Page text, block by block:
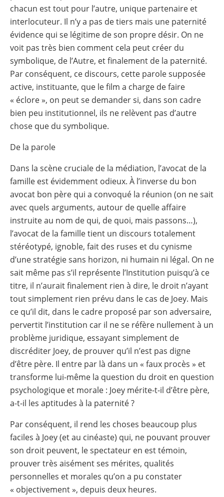
chacun est tout pour l’autre, unique partenaire et
interlocuteur. Il n’y a pas de tiers mais une paternité
évidence qui se légitime de son propre désir. On ne
voit pas très bien comment cela peut créer du
symbolique, de l’Autre, et finalement de la paternité.
Par conséquent, ce discours, cette parole supposée
active, instituante, que le film a charge de faire
« éclore », on peut se demander si, dans son cadre
bien peu institutionnel, ils ne relèvent pas d’autre
chose que du symbolique.
De la parole
Dans la scène cruciale de la médiation, l’avocat de la
famille est évidemment odieux. À l’inverse du bon
avocat bon père qui a convoqué la réunion (on ne sait
avec quels arguments, autour de quelle affaire
instruite au nom de qui, de quoi, mais passons…),
l’avocat de la famille tient un discours totalement
stéréotypé, ignoble, fait des ruses et du cynisme
d’une stratégie sans horizon, ni humain ni légal. On ne
sait même pas s’il représente l’Institution puisqu’à ce
titre, il n’aurait finalement rien à dire, le droit n’ayant
tout simplement rien prévu dans le cas de Joey. Mais
ce qu’il dit, dans le cadre proposé par son adversaire,
pervertit l’institution car il ne se réfère nullement à un
problème juridique, essayant simplement de
discréditer Joey, de prouver qu’il n’est pas digne
d’être père. Il entre par là dans un « faux procès » et
transforme lui-même la question du droit en question
psychologique et morale : Joey mérite-t-il d’être père,
a-t-il les aptitudes à la paternité ?
Par conséquent, il rend les choses beaucoup plus
faciles à Joey (et au cinéaste) qui, ne pouvant prouver
son droit peuvent, le spectateur en est témoin,
prouver très aisément ses mérites, qualités
personnelles et morales qu’on a pu constater
« objectivement », depuis deux heures.